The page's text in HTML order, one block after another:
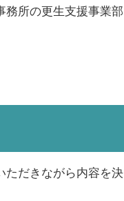
務所の更生支援事業部
ただきながら内容を決